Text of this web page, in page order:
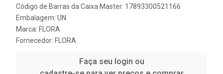
Código de Barras da Caixa Master: 17893300521166
Embalagem: UN
Marca: FLORA
Fornecedor: FLORA
Faça seu login ou